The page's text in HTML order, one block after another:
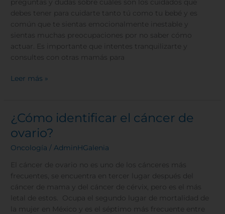
preguntas y dudas sobre cuáles son los cuidados que
debes tener para cuidarte tanto tú como tu bebé y es
común que te sientas emocionalmente inestable y
sientas muchas preocupaciones por no saber cómo
actuar. Es importante que intentes tranquilizarte y
consultes con otras mamás para
saber
Leer más »
¿Cómo identificar el cáncer de
ovario?
Oncología / AdminHGalenia
El cáncer de ovario no es uno de los cánceres más
frecuentes, se encuentra en tercer lugar después del
cáncer de mama y del cáncer de cérvix, pero es el más
letal de estos. Ocupa el segundo lugar de mortalidad de
la mujer en México y es el séptimo más frecuente entre
¿Cómo
identificar
el
cáncer